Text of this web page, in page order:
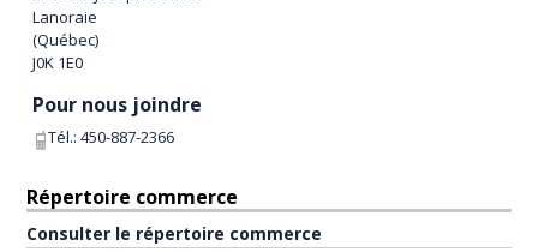
Lanoraie
(Québec)
J0K 1E0
Pour nous joindre
Tél.:450-887-2366
Répertoire commerce
Consulter le répertoire commerce